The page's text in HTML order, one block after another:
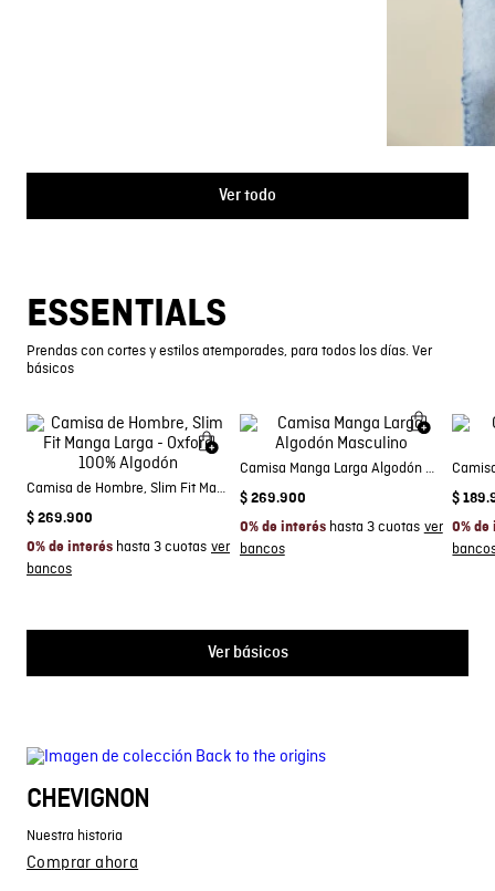
Ver todo
ESSENTIALS
Prendas con cortes y estilos atemporades, para todos los días. Ver
básicos
Camisa de Hombre, Slim Fit Manga Larga - Oxford 100% Algodón
$ 269.900
0% de interés hasta 3 cuotas
Camisa Manga Larga Algodón Masculino
$ 269.900
0% de interéshasta 3 cuotas
$ 189.
0%
Ver básicos
CHEVIGNON
Nuestra historia
Comprar ahora